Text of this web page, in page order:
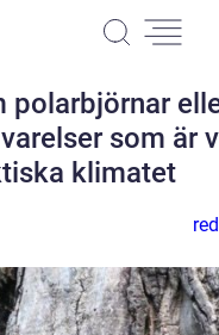
polarbjörnar
som är
klimatet